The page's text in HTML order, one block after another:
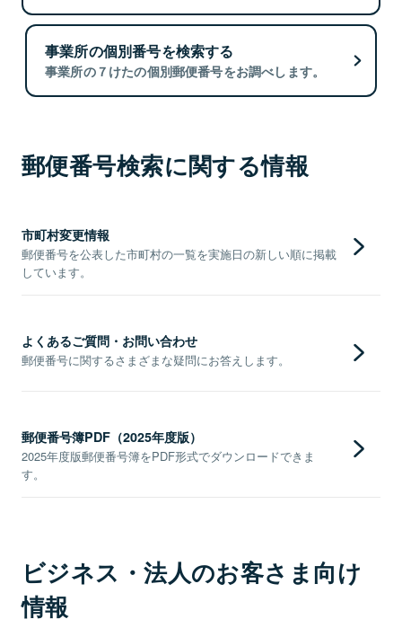
事業所の個別番号を検索する
事業所の７けたの個別郵便番号をお調べします。
郵便番号検索に関する情報
市町村変更情報
郵便番号を公表した市町村の一覧を実施日の新しい順に掲載
しています。
よくあるご質問・お問い合わせ
郵便番号に関するさまざまな疑問にお答えします。
郵便番号簿PDF（2025年度版）
2025年度版郵便番号簿をPDF形式でダウンロードできま
す。
ビジネス・法人のお客さま向け
情報